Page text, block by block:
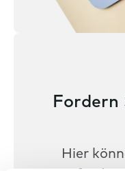
Fordern
Hier